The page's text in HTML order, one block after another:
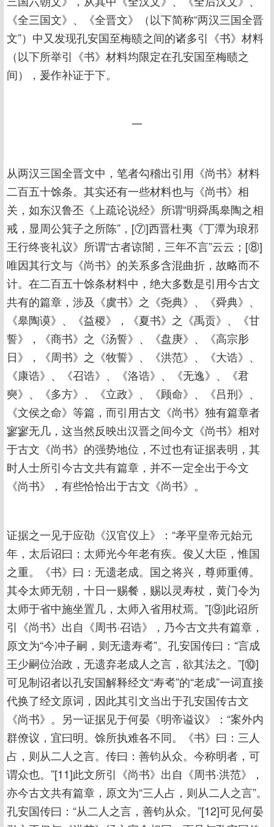
《全三国文》、《全晋文》（以下简称“两汉三国全晋
文”）中又发现孔安国至梅赜之间的诸多引《书》材料
（以下所举引《书》材料均限定在孔安国至梅赜之
间），爰作补证于下。
一
从两汉三国全晋文中，笔者勾稽出引用《尚书》材料
二百五十馀条。其实还有一些材料也与《尚书》相
关，如东汉鲁丕《上疏论说经》所谓“明舜禹皋陶之相
戒，显周公箕子之所陈”，[⑦]西晋杜夷《丁潭为琅邪
王行终丧礼议》所谓“古者谅闇，三年不言”云云；[⑧]
唯因其行文与《尚书》的关系多含混曲折，故略而不
计。在二百五十馀条材料中，绝大多数是引用今古文
共有的篇章，涉及《虞书》之《尧典》、《舜典》、
《皋陶谟》、《益稷》，《夏书》之《禹贡》、《甘
誓》，《商书》之《汤誓》、《盘庚》、《高宗肜
日》，《周书》之《牧誓》、《洪范》、《大诰》、
《康诰》、《召诰》、《洛诰》、《无逸》、《君
奭》、《多方》、《立政》、《顾命》、《吕刑》、
《文侯之命》等篇，而引用古文《尚书》独有篇章者
寥寥无几，这当然反映出汉晋之间今文《尚书》相对
于古文《尚书》的强势地位，不过也有证据表明，其
时人士所引今古文共有篇章，并不一定全出于今文
《尚书》，有些恰恰出于古文《尚书》。
证据之一见于应劭《汉官仪上》：“孝平皇帝元始元
年，太后诏曰：太师光今年老有疾。俊乂大臣，惟国
之重。《书》曰：无遗老成。国之将兴，尊师重傅。
其令太师无朝，十日一赐餐，赐以灵寿杖，黄门令为
太师于省中施坐置几，太师入省用杖焉。”[⑨]此诏所
引《尚书》出自《周书·召诰》，乃今古文共有篇章，
原文为“今冲子嗣，则无遗寿耇”。孔安国传曰：“言成
王少嗣位治政，无遗弃老成人之言，欲其法之。”[⑩]
可见制诏者以孔安国解释经文“寿耇”的“老成”一词直接
代换了经文原词，因此其引文当出于孔安国传古文
《尚书》。另一证据见于何晏《明帝谥议》：“案外内
群僚议，宜曰明。馀所执难各不同。《书》曰：三人
占，则从二人之言。传曰：善钧从众。今称明者，可
谓众也。”[11]此文所引《尚书》出自《周书·洪范》，
亦今古文共有篇章，原文为“三人占，则从二人之言”。
孔安国传曰：“从二人之言，善钧从众。”[12]可见何晏